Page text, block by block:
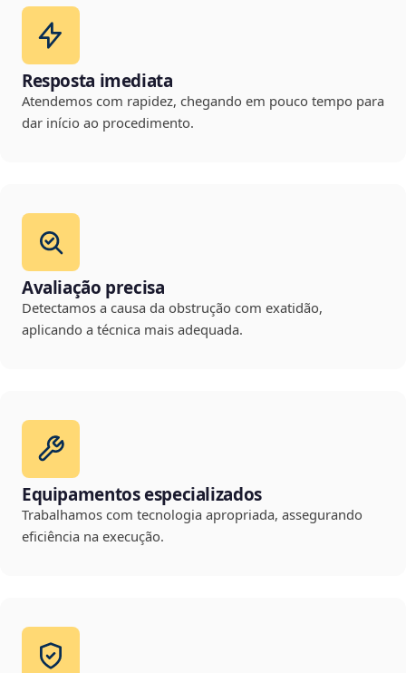
Resposta imediata
Atendemos com rapidez, chegando em pouco tempo para
dar início ao procedimento.
Avaliação precisa
Detectamos a causa da obstrução com exatidão,
aplicando a técnica mais adequada.
Equipamentos especializados
Trabalhamos com tecnologia apropriada, assegurando
eficiência na execução.